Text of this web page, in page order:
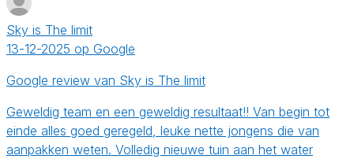
Sky is The limit
13-12-2025 op Google
Google review van Sky is The limit
Geweldig team en een geweldig resultaat!! Van begin tot
einde alles goed geregeld, leuke nette jongens die van
aanpakken weten. Volledig nieuwe tuin aan het water